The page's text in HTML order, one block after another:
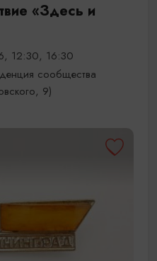
«Здесь и
12:30, 16:30
сообщества
9)